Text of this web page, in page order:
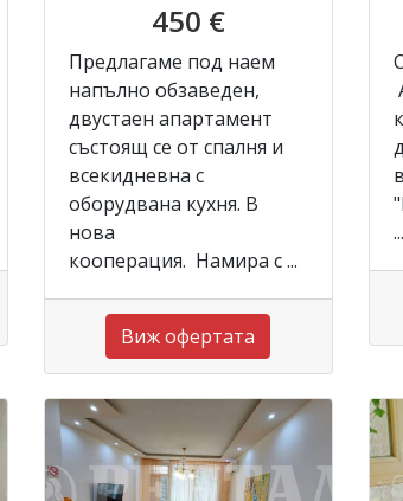
450 €
Предлагаме под наем
напълно обзаведен,
двустаен апартамент
състоящ се от спалня и
всекидневна с
оборудвана кухня. В
нова
кооперация. Намира с ...
Виж офертата
...